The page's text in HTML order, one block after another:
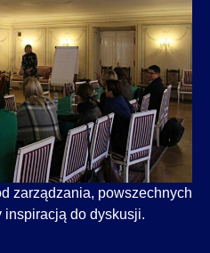
zarządzania, powszechnych
inspiracją do dyskusji.